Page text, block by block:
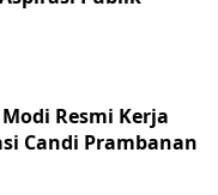
Resmi Kerja
Candi Prambanan